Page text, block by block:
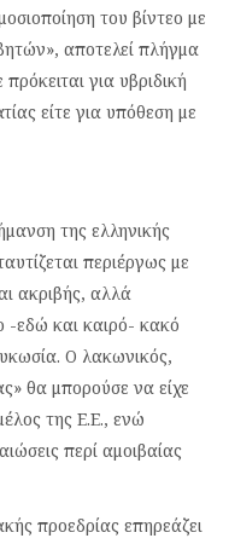
του βίντεο με
αποτελεί πλήγμα
για υβριδική
είτε για υπόθεση με
της ελληνικής
περιέργως με
ακριβής, αλλά
-εδώ και καιρό- κακό
Ο λακωνικός,
θα μπορούσε να είχε
της Ε.Ε., ενώ
περί αμοιβαίας
προεδρίας επηρεάζει